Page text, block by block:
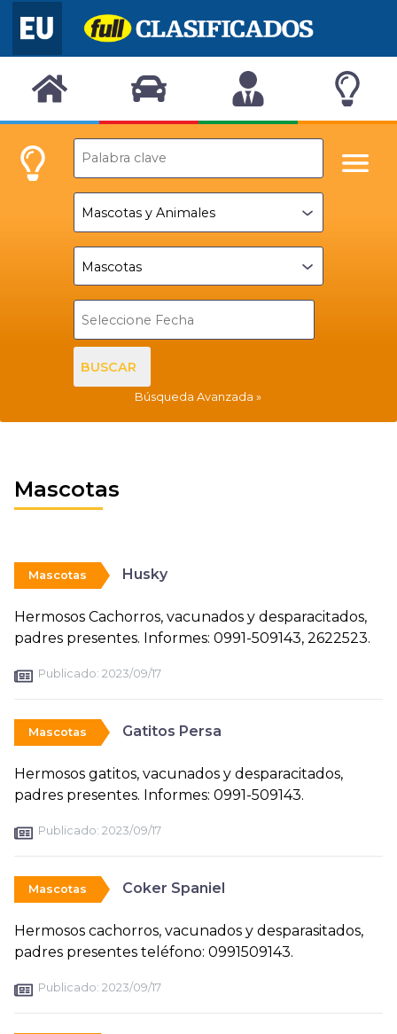
BUSCAR
Búsqueda Avanzada
Mascotas
Mascotas Husky
Hermosos Cachorros, vacunados y desparacitados,
padres presentes. Informes: 0991-509143, 2622523.
Publicado: 2023/09/17
Mascotas Gatitos Persa
Hermosos gatitos, vacunados y desparacitados,
padres presentes. Informes: 0991-509143.
Publicado: 2023/09/17
Mascotas Coker Spaniel
Hermosos cachorros, vacunados y desparasitados,
padres presentes teléfono: 0991509143.
Publicado: 2023/09/17